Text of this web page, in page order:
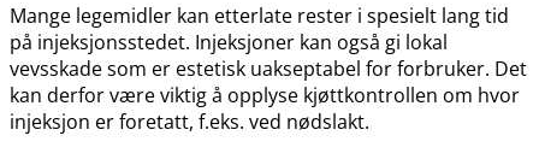
Mange legemidler kan etterlate rester i spesielt lang tid
på injeksjonsstedet. Injeksjoner kan også gi lokal
vevsskade som er estetisk uakseptabel for forbruker. Det
kan derfor være viktig å opplyse kjøttkontrollen om hvor
injeksjon er foretatt, f.eks. ved nødslakt.